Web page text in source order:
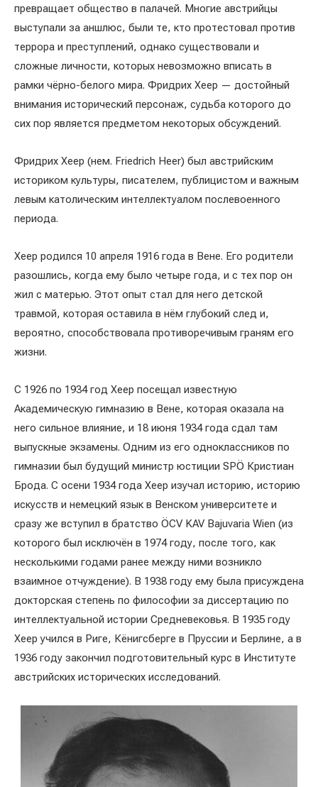
превращает общество в палачей. Многие австрийцы
выступали за аншлюс, были те, кто протестовал против
террора и преступлений, однако существовали и
сложные личности, которых невозможно вписать в
рамки чёрно-белого мира. Фридрих Хеер — достойный
внимания исторический персонаж, судьба которого до
сих пор является предметом некоторых обсуждений.
Фридрих Хеер (нем. Friedrich Heer) был австрийским
историком культуры, писателем, публицистом и важным
левым католическим интеллектуалом послевоенного
периода.
Хеер родился 10 апреля 1916 года в Вене. Его родители
разошлись, когда ему было четыре года, и с тех пор он
жил с матерью. Этот опыт стал для него детской
травмой, которая оставила в нём глубокий след и,
вероятно, способствовала противоречивым граням его
жизни.
С 1926 по 1934 год Хеер посещал известную
Академическую гимназию в Вене, которая оказала на
него сильное влияние, и 18 июня 1934 года сдал там
выпускные экзамены. Одним из его одноклассников по
гимназии был будущий министр юстиции SPÖ Кристиан
Брода. С осени 1934 года Хеер изучал историю, историю
искусств и немецкий язык в Венском университете и
сразу же вступил в братство ÖCV KAV Bajuvaria Wien (из
которого был исключён в 1974 году, после того, как
несколькими годами ранее между ними возникло
взаимное отчуждение). В 1938 году ему была присуждена
докторская степень по философии за диссертацию по
интеллектуальной истории Средневековья. В 1935 году
Хеер учился в Риге, Кёнигсберге в Пруссии и Берлине, а в
1936 году закончил подготовительный курс в Институте
австрийских исторических исследований.